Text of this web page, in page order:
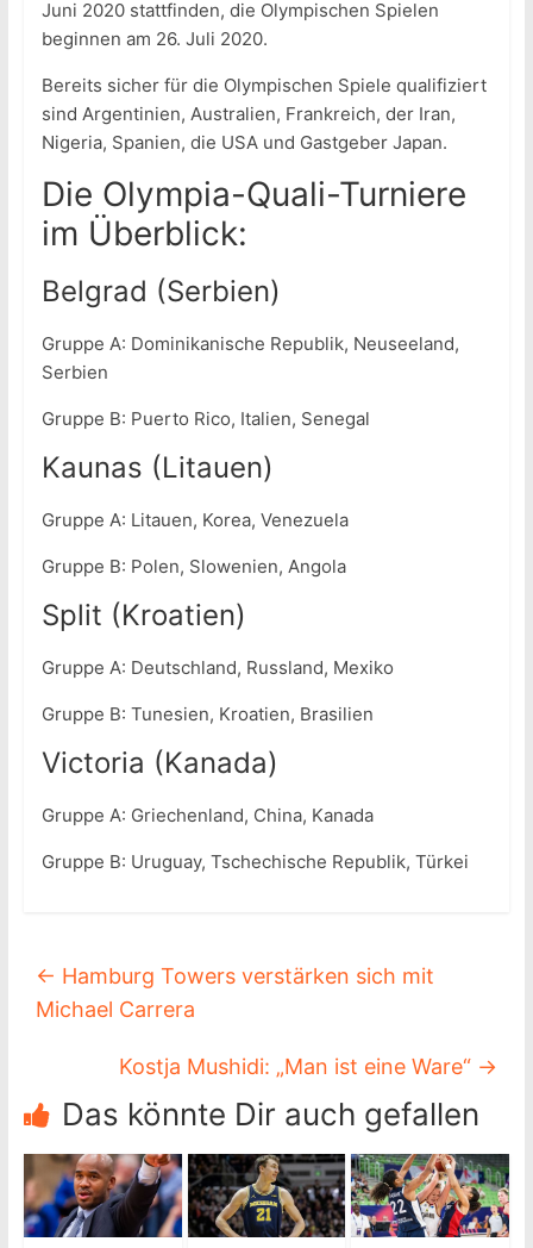
Juni 2020 stattfinden, die Olympischen Spielen
beginnen am 26. Juli 2020.
Bereits sicher für die Olympischen Spiele qualifiziert
sind Argentinien, Australien, Frankreich, der Iran,
Nigeria, Spanien, die USA und Gastgeber Japan.
Die Olympia-Quali-Turniere
im Überblick:
Belgrad (Serbien)
Gruppe A: Dominikanische Republik, Neuseeland,
Serbien
Gruppe B: Puerto Rico, Italien, Senegal
Kaunas (Litauen)
Gruppe A: Litauen, Korea, Venezuela
Gruppe B: Polen, Slowenien, Angola
Split (Kroatien)
Gruppe A: Deutschland, Russland, Mexiko
Gruppe B: Tunesien, Kroatien, Brasilien
Victoria (Kanada)
Gruppe A: Griechenland, China, Kanada
Gruppe B: Uruguay, Tschechische Republik, Türkei
← Hamburg Towers verstärken sich mit
Michael Carrera
Kostja Mushidi: „Man ist eine Ware“ →
Das könnte Dir auch gefallen